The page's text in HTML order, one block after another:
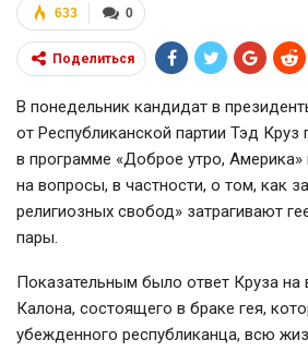
0
633
Поделиться
В понедельник кандидат в
от Республиканской партии Тэд Круз
в программе «Доброе утро, Америка»
на вопросы, в частности, о том, как
религиозных свобод» затрагивают
пары.
Показательным было ответ Круза на
Калона, состоящего в браке гея,
убежденного республиканца, всю